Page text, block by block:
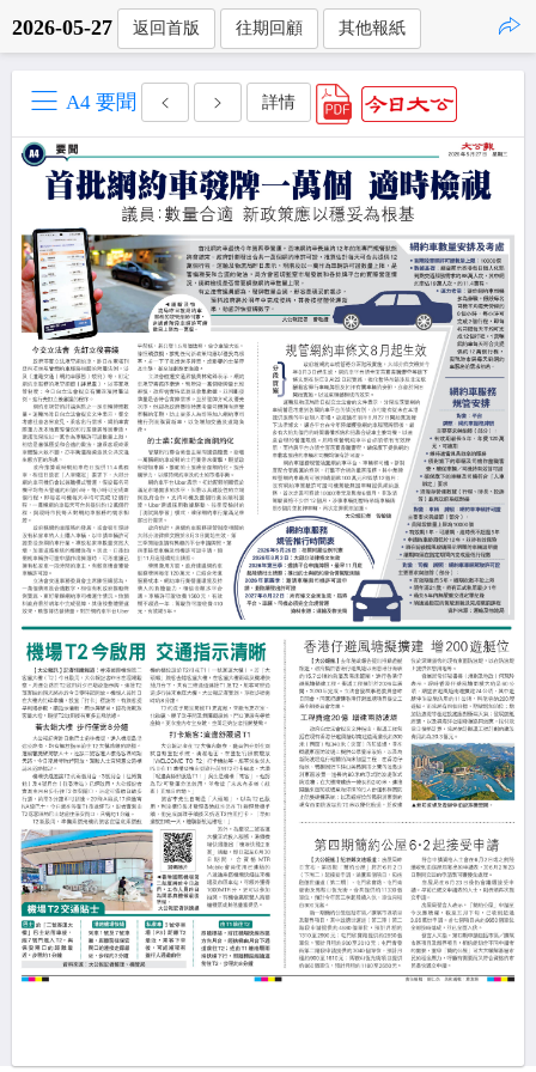
2026-05-27 返回首版 往期回顧 其他報紙
A4 要聞 詳情